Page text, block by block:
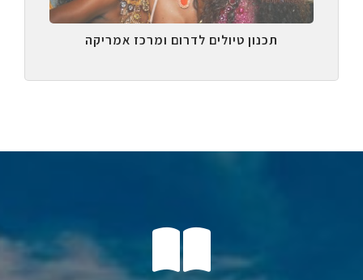
תכנון טיולים לדרום ומרכז אמריקה